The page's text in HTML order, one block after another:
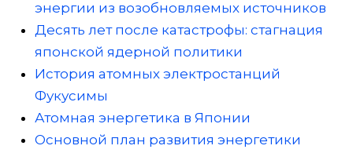
энергии из возобновляемых источников
Десять лет после катастрофы: стагнация
японской ядерной политики
История атомных электростанций
Фукусимы
Атомная энергетика в Японии
Основной план развития энергетики